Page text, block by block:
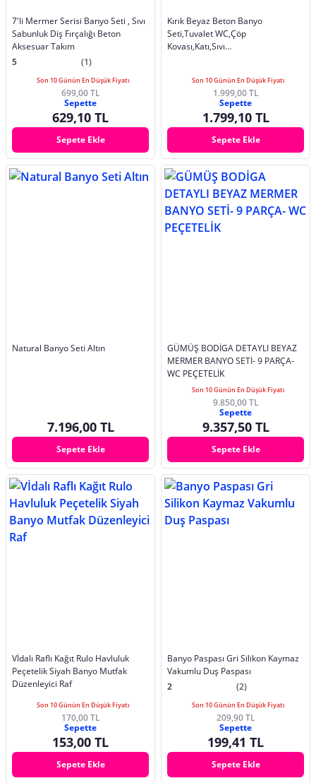
7'li Mermer Serisi Banyo Seti , Sıvı
Sabunluk Diş Fırçalığı Beton
Aksesuar Takım
5
(1)
Son 10 Günün En Düşük Fiyatı
699,00 TL
Sepette
629,10 TL
Sepete Ekle
Kırık Beyaz Beton Banyo
Seti,Tuvalet WC,Çöp
Kovası,Katı,Sıvı
Son 10 Günün En Düşük Fiyatı
1.999,00 TL
Sepette
1.799,10 TL
Sepete Ekle
Natural Banyo Seti Altın
7.196,00 TL
Sepete Ekle
GÜMÜŞ BODİGA DETAYLI BEYAZ
MERMER BANYO SETİ- 9 PARÇA-
WC PEÇETELİK
Son 10 Günün En Düşük Fiyatı
9.850,00 TL
Sepette
9.357,50 TL
Sepete Ekle
Vİdalı Raflı Kağıt Rulo Havluluk
Peçetelik Siyah Banyo Mutfak
Düzenleyici Raf
Son 10 Günün En Düşük Fiyatı
170,00 TL
Sepette
153,00 TL
Sepete Ekle
Banyo Paspası Gri Silikon Kaymaz
Vakumlu Duş Paspası
2
(2)
Son 10 Günün En Düşük Fiyatı
209,90 TL
Sepette
199,41 TL
Sepete Ekle